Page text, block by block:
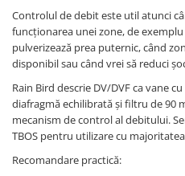
Controlul de debit este util atunci
funcționarea unei zone, de
pulverizează prea puternic, când
disponibil sau când vrei să reduci
Rain Bird descrie DV/DVF ca vane
diafragmă echilibrată și filtru de 90
mecanism de control al debitului.
TBOS pentru utilizare cu
Recomandare practică: